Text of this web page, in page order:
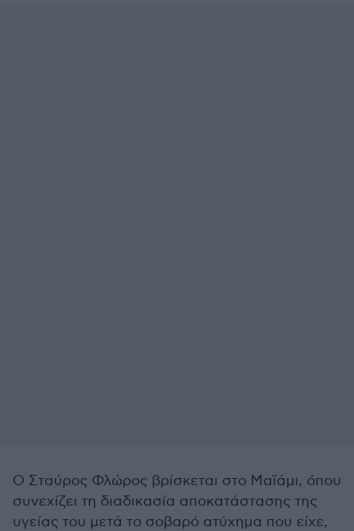
Ο Σταύρος Φλώρος βρίσκεται στο Μαϊάμι, όπου
συνεχίζει τη διαδικασία αποκατάστασης της
υγείας του μετά το σοβαρό ατύχημα που είχε,